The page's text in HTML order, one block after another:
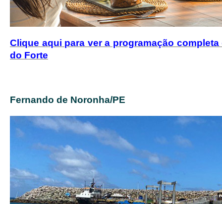
Clique aqui para ver a programação
do Forte
Fernando de Noronha/PE